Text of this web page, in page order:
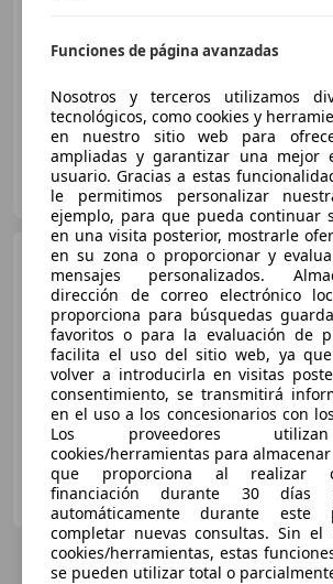
AUTOS MOLIERE
ES-29004 Málaga
MINI
€
Sin
05/2022 38.168 km Eléctrico
ONDINAUTO Concesionario oficial DAS
ES-08243 MANRESA
Funciones de página avanzadas
Nosotros y terceros utilizamos
tecnológicos, como cookies y
en nuestro sitio web para
ampliadas y garantizar una mejor
usuario. Gracias a estas
le permitimos personalizar
ejemplo, para que pueda continuar
en una visita posterior, mostrarle
en su zona o proporcionar y
mensajes personalizados.
dirección de correo electrónico
proporciona para búsquedas
favoritos o para la evaluación de
facilita el uso del sitio web, ya
volver a introducirla en visitas
consentimiento, se transmitirá
en el uso a los concesionarios con
Los proveedores
cookies/herramientas para
que proporciona al realizar
financiación durante 30 días
automáticamente durante este
completar nuevas consultas. Sin el
cookies/herramientas, estas
se pueden utilizar total o